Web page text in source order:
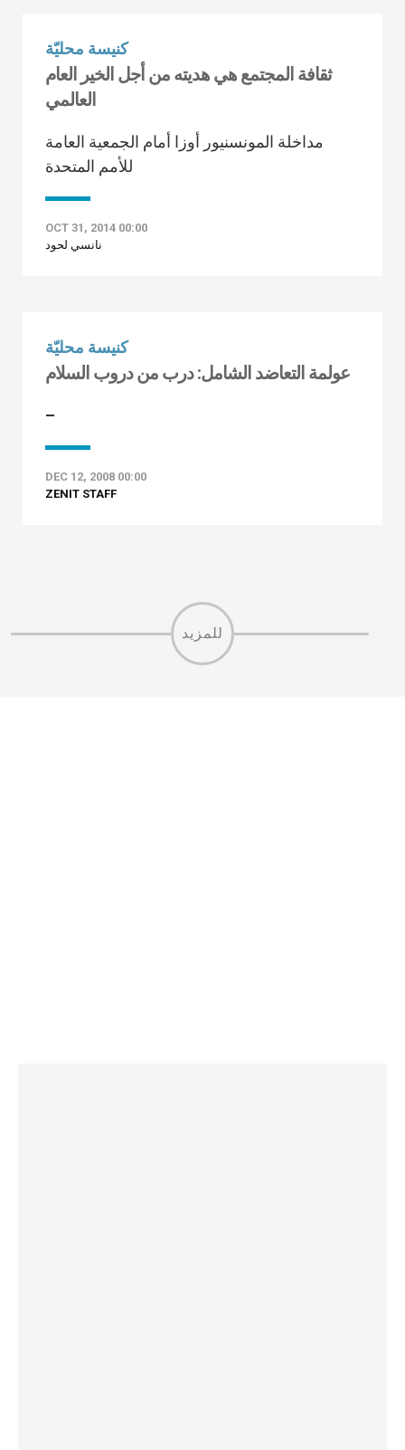
كنيسة محليّة
ثقافة المجتمع هي هديته من أجل الخير العام
العالمي
مداخلة المونسنيور أوزا أمام الجمعية العامة
للأمم المتحدة
OCT 31, 2014 00:00
نانسي لحود
كنيسة محليّة
عولمة التعاضد الشامل: درب من دروب السلام
–
DEC 12, 2008 00:00
ZENIT STAFF
للمزيد